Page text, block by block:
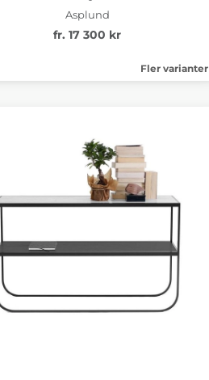
Asplund
fr. 17 300 kr
Fler varianter